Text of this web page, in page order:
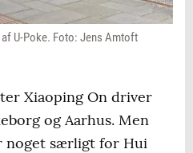
U-Poke. Foto: Jens Amtoft
Xiaoping On driver
og Aarhus. Men
noget særligt for Hui